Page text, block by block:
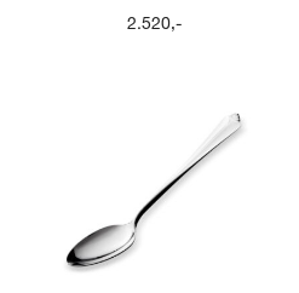
2.520,-